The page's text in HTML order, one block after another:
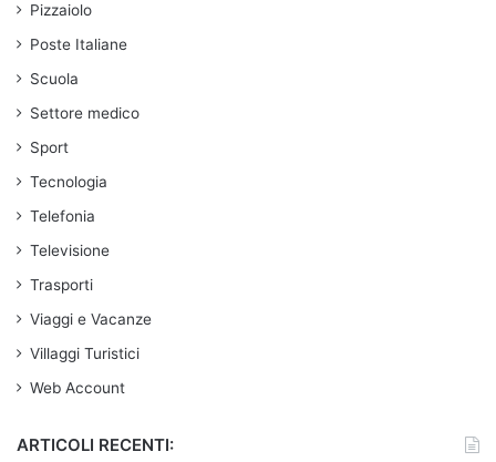
Pizzaiolo
Poste Italiane
Scuola
Settore medico
Sport
Tecnologia
Telefonia
Televisione
Trasporti
Viaggi e Vacanze
Villaggi Turistici
Web Account
ARTICOLI RECENTI: